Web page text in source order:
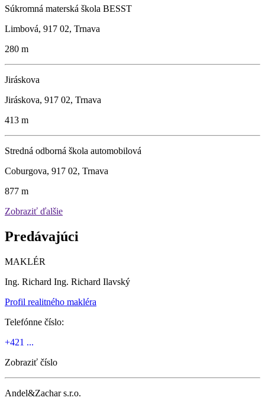
Súkromná materská škola BESST
Limbová, 917 02, Trnava
280 m
Jiráskova
Jiráskova, 917 02, Trnava
413 m
Stredná odborná škola automobilová
Coburgova, 917 02, Trnava
877 m
Zobraziť ďalšie
Predávajúci
MAKLÉR
Ing. Richard Ing. Richard Ilavský
Profil realitného makléra
Telefónne číslo:
+421 ...
Zobraziť číslo
Andel&Zachar s.r.o.